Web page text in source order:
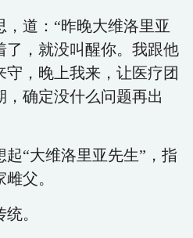
道：“昨晚大维洛里亚
了，就没叫醒你。我跟他
，晚上我来，让医疗团
，确定没什么问题再出
“大维洛里亚先生”，指
父。
。